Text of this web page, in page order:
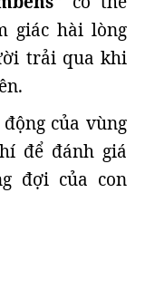
giác hài lòng
trải qua khi
của vùng
để đánh giá
đợi của con